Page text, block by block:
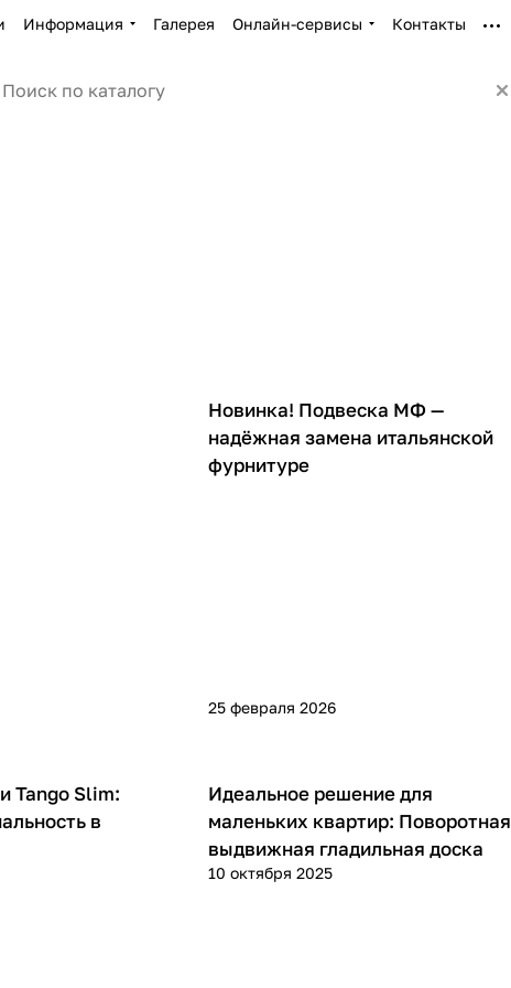
Информация Галерея Онлайн-сервисы Контакты
25 февраля 2026
Новинка! Подвеска МФ —
надёжная замена итальянской
фурнитуре
Tango Slim:
в
10 октября 2025
Идеальное решение для
маленьких квартир: Поворотная
выдвижная гладильная доска